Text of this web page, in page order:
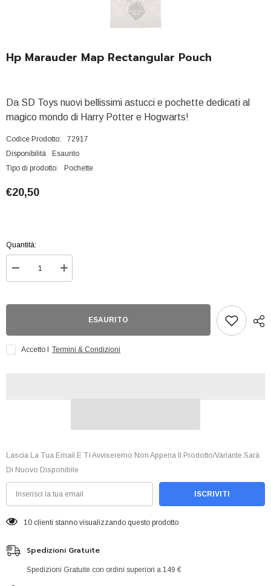
Hp Marauder Map Rectangular Pouch
Da SD Toys nuovi bellissimi astucci e pochette dedicati al
magico mondo di Harry Potter e Hogwarts!
Codice Prodotto:
72917
Disponibilità
Esaurito
Tipo di prodotto:
Pochette
€20,50
Quantità:
Diminuisci
quantità
Pouch
Aumenta
quantità
Pouch
ESAURITO
Accetto I Termini & Condizioni
Lascia La Tua Email E Ti Avviseremo Non Appena Il Prodotto/variante Sarà
Di Nuovo Disponibile
ISCRIVITI
10 clienti stanno visualizzando questo prodotto
Spedizioni Gratuite
Spedizioni Gratuite con ordini superiori a 149 €